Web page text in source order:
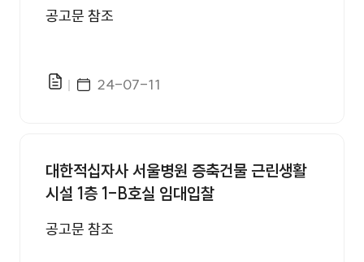
공고문 참조
파일있음게시일자
24-07-11
대한적십자사 서울병원 증축건물 근린생활
시설 1층 1-B호실 임대입찰
공고문 참조